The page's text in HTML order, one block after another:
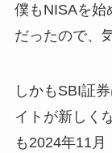
僕もNISAを始
だったので、
しかもSBI証
イトが新しく
も2024年11